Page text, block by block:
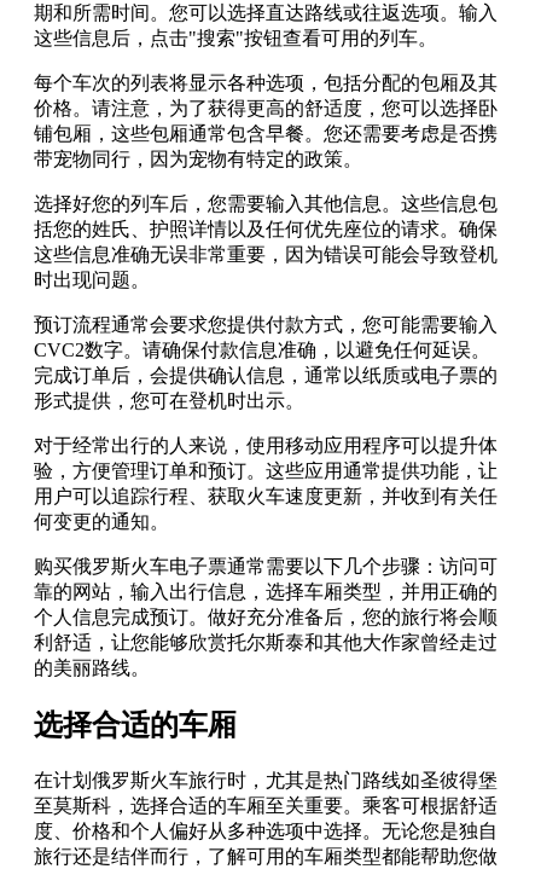
期和所需时间。您可以选择直达路线或往返选项。输入
这些信息后，点击"搜索"按钮查看可用的列车。
每个车次的列表将显示各种选项，包括分配的包厢及其
价格。请注意，为了获得更高的舒适度，您可以选择卧
铺包厢，这些包厢通常包含早餐。您还需要考虑是否携
带宠物同行，因为宠物有特定的政策。
选择好您的列车后，您需要输入其他信息。这些信息包
括您的姓氏、护照详情以及任何优先座位的请求。确保
这些信息准确无误非常重要，因为错误可能会导致登机
时出现问题。
预订流程通常会要求您提供付款方式，您可能需要输入
CVC2数字。请确保付款信息准确，以避免任何延误。
完成订单后，会提供确认信息，通常以纸质或电子票的
形式提供，您可在登机时出示。
对于经常出行的人来说，使用移动应用程序可以提升体
验，方便管理订单和预订。这些应用通常提供功能，让
用户可以追踪行程、获取火车速度更新，并收到有关任
何变更的通知。
购买俄罗斯火车电子票通常需要以下几个步骤：访问可
靠的网站，输入出行信息，选择车厢类型，并用正确的
个人信息完成预订。做好充分准备后，您的旅行将会顺
利舒适，让您能够欣赏托尔斯泰和其他大作家曾经走过
的美丽路线。
选择合适的车厢
在计划俄罗斯火车旅行时，尤其是热门路线如圣彼得堡
至莫斯科，选择合适的车厢至关重要。乘客可根据舒适
度、价格和个人偏好从多种选项中选择。无论您是独自
旅行还是结伴而行，了解可用的车厢类型都能帮助您做